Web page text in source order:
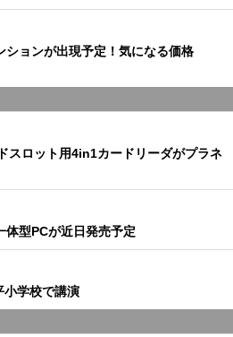
ョンが出現予定！気になる価格
スロット用4in1カードリーダがプラネ
型PCが近日発売予定
小学校で講演